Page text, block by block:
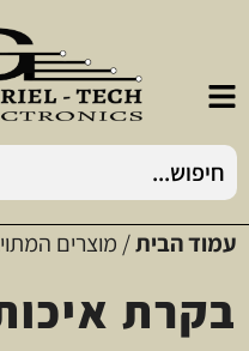
עמוד הבית/ מוצרים
בקרת